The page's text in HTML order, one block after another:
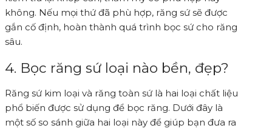
không. Nếu mọi thứ đã phù hợp, răng sứ sẽ được
gắn cố định, hoàn thành quá trình bọc sứ cho răng
sâu.
4. Bọc răng sứ loại nào bền, đẹp?
Răng sứ kim loại và răng toàn sứ là hai loại chất liệu
phổ biến được sử dụng để bọc răng. Dưới đây là
một số so sánh giữa hai loại này để giúp bạn đưa ra